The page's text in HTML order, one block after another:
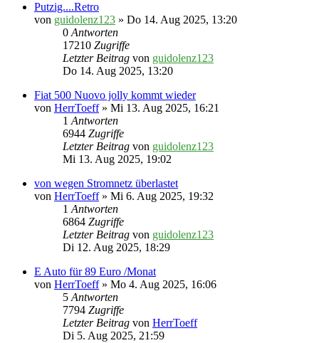
Putzig....Retro
von guidolenz123 » Do 14. Aug 2025, 13:20
0Antworten
17210 Zugriffe
Letzter Beitrag von guidolenz123
Do 14. Aug 2025, 13:20
Fiat 500 Nuovo jolly kommt wieder
von HerrToeff» Mi 13. Aug 2025, 16:21
1Antworten
6944 Zugriffe
Letzter Beitrag von guidolenz123
Mi 13. Aug 2025, 19:02
von wegen Stromnetz überlastet
von HerrToeff» Mi 6. Aug 2025, 19:32
1Antworten
6864 Zugriffe
Letzter Beitrag von guidolenz123
Di 12. Aug 2025, 18:29
E Auto für 89 Euro /Monat
von HerrToeff» Mo 4. Aug 2025, 16:06
5Antworten
7794 Zugriffe
Letzter Beitrag von HerrToeff
Di 5. Aug 2025, 21:59